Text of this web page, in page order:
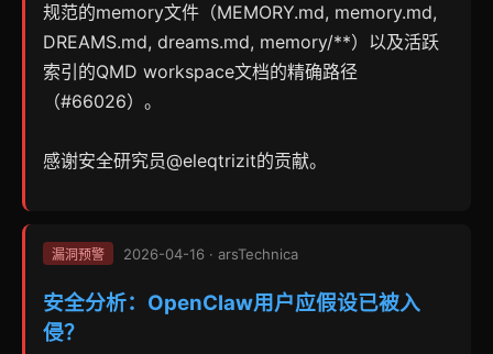
规范的memory文件（MEMORY.md, memory.md,
DREAMS.md, dreams.md, memory/**）以及活跃
索引的QMD workspace文档的精确路径
（#66026）。
感谢安全研究员@eleqtrizit的贡献。
漏洞预警 2026-04-16 · arsTechnica
安全分析：OpenClaw用户应假设已被入
侵？